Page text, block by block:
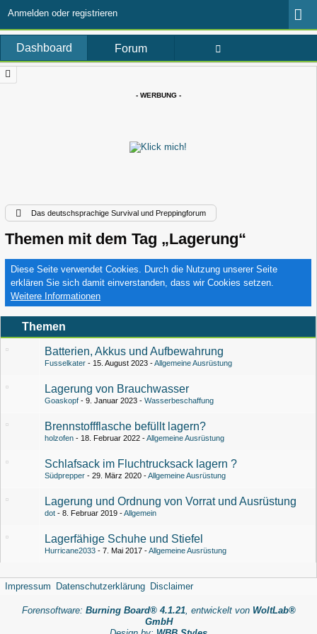
Anmelden oder registrieren
Dashboard Forum
- WERBUNG -
Das deutschsprachige Survival und Preppingforum
Themen mit dem Tag „Lagerung“
Diese Seite verwendet Cookies. Durch die Nutzung unserer Seite
erklären Sie sich damit einverstanden, dass wir Cookies setzen.
Weitere Informationen
Themen
Batterien, Akkus und Aufbewahrung
Fusselkater 15. August 2023 Allgemeine Ausrüstung
Lagerung von Brauchwasser
Goaskopf 9. Januar 2023 Wasserbeschaffung
Brennstoffflasche befüllt lagern?
holzofen 18. Februar 2022 Allgemeine Ausrüstung
Schlafsack im Fluchtrucksack lagern ?
Südprepper 29. März 2020 Allgemeine Ausrüstung
Lagerung und Ordnung von Vorrat und Ausrüstung
dot 8. Februar 2019 Allgemein
Lagerfähige Schuhe und Stiefel
Hurricane2033 7. Mai 2017 Allgemeine Ausrüstung
Impressum Datenschutzerklärung Disclaimer
Forensoftware: Burning Board® 4.1.21, entwickelt von WoltLab®
GmbH